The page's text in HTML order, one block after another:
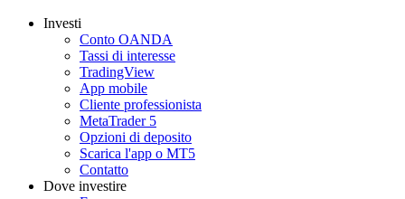
Investi
Conto OANDA
Tassi di interesse
TradingView
App mobile
Cliente professionista
MetaTrader 5
Opzioni di deposito
Scarica l'app o MT5
Contatto
Dove investire